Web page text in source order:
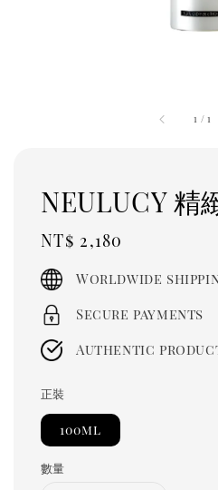
1 /1
NEULUCY 精
Regular
price
NT$ 2,180
Worldwide
Secure payments
Authentic
正裝
100ml
數量